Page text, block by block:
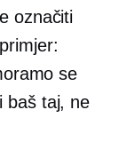
označiti
se
baš taj, ne